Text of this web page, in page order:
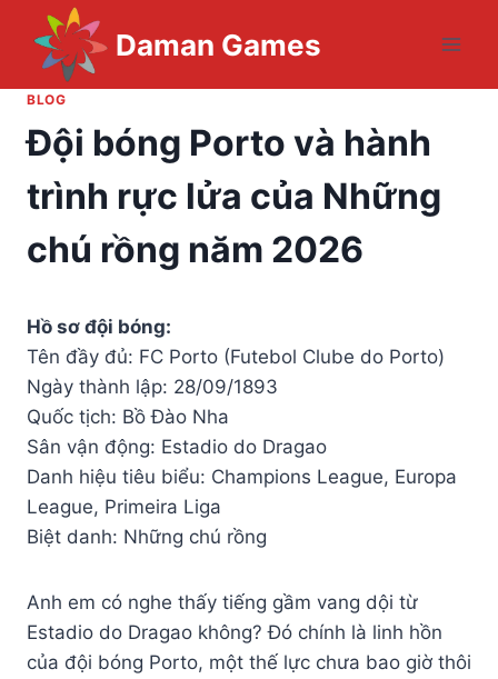
content
Daman Games
BLOG
Đội bóng Porto và hành
trình rực lửa của Những
chú rồng năm 2026
Hồ sơ đội bóng:
Tên đầy đủ: FC Porto (Futebol Clube do Porto)
Ngày thành lập: 28/09/1893
Quốc tịch: Bồ Đào Nha
Sân vận động: Estadio do Dragao
Danh hiệu tiêu biểu: Champions League, Europa
League, Primeira Liga
Biệt danh: Những chú rồng
Anh em có nghe thấy tiếng gầm vang dội từ
Estadio do Dragao không? Đó chính là linh hồn
của đội bóng Porto, một thế lực chưa bao giờ thôi